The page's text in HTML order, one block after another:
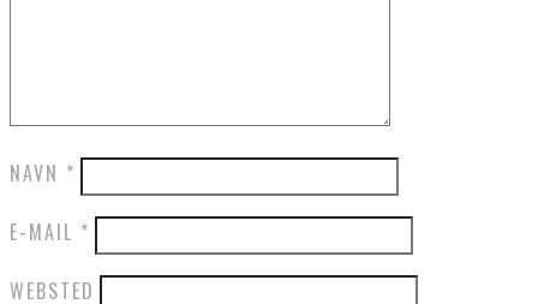
NAVN *
E-MAIL *
WEBSTED